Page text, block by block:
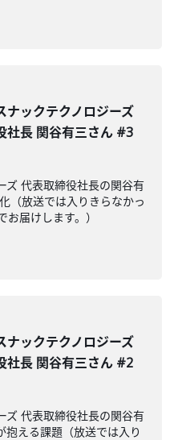
ナックテクノロジーズ
社長 関谷有三さん #3
ズ 代表取締役社長の関谷有
（放送では入りきらなかっ
届けします。）
ナックテクノロジーズ
社長 関谷有三さん #2
ズ 代表取締役社長の関谷有
える課題（放送では入り